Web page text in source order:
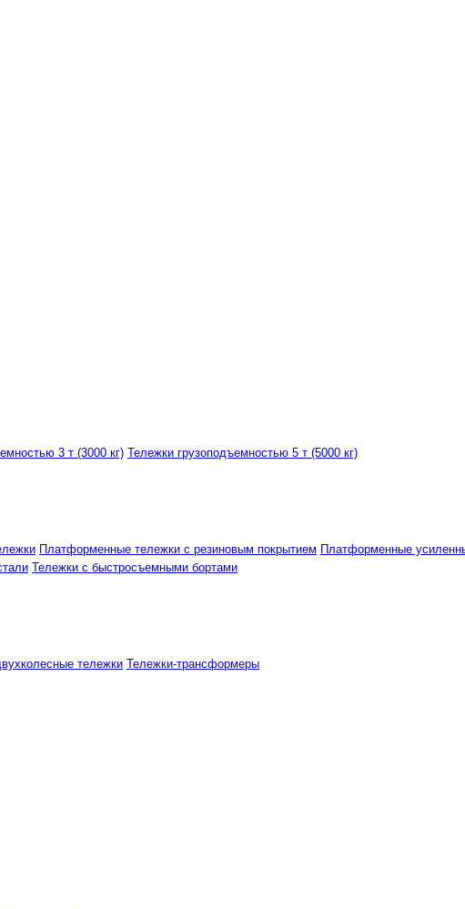
3 т (3000 кг) Тележки грузоподъемностью 5 т (5000 кг)
Платформенные тележки с резиновым покрытием Платформенные
Тележки с быстросъемными бортами
тележки Тележки-трансформеры